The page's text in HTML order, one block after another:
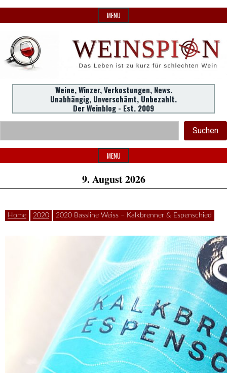
to
MENU
WeinSpion
|
Das
Leben
kurz
Weine,
Winzer,
Verkostungen.
Header
Widget
Area
Weine, Winzer, Verkostungen, News.
Unabhängig, Unverschämt, Unbezahlt.
Der Weinblog - Est. 2009
Suchen
MENU
9. August 2026
Home 2020 2020 Bassline Weiss – Kalkbrenner & Espenschied